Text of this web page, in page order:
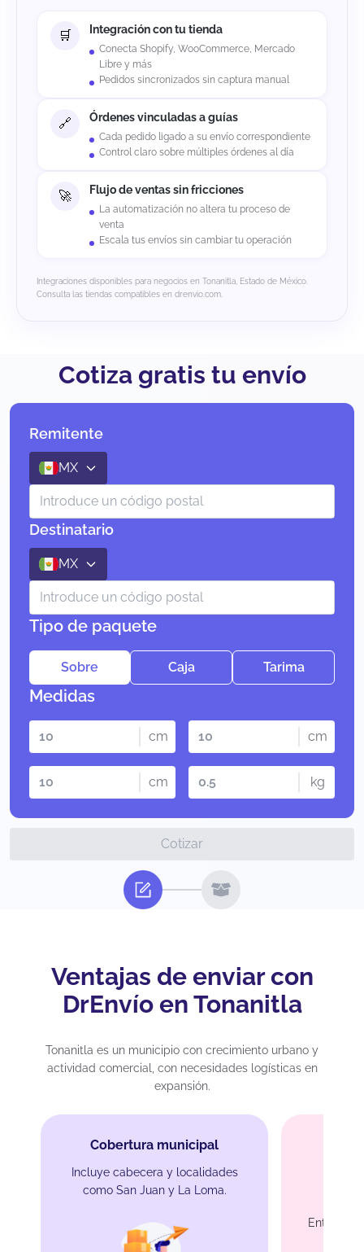
Integración con tu tienda
Conecta Shopify, WooCommerce, Mercado
Libre y más
Pedidos sincronizados sin captura manual
Órdenes vinculadas a guías
Cada pedido ligado a su envío correspondiente
Control claro sobre múltiples órdenes al día
Flujo de ventas sin fricciones
La automatización no altera tu proceso de
venta
Escala tus envíos sin cambiar tu operación
Integraciones disponibles para negocios en Tonanitla, Estado de México.
Consulta las tiendas compatibles en drenvio.com.
Cotiza gratis tu envío
Remitente
MX
Destinatario
MX
Tipo de paquete
Sobre Caja Tarima
Medidas
cm cm
cm kg
Cotizar
Ventajas de enviar con
DrEnvío en Tonanitla
Tonanitla es un municipio con crecimiento urbano y
actividad comercial, con necesidades logísticas en
expansión.
Cobertura municipal
Incluye cabecera y localidades
como San Juan y La Loma.
Entrega